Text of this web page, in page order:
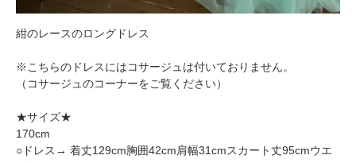
紺のレースのロングドレス
※こちらのドレスにはコサージュは付いておりません。
（ コサージュのコーナーをご覧ください）
★サイズ★
170cm
○ドレス→ 着丈129cm胸囲42cm肩幅31cmスカート丈95cmウエ